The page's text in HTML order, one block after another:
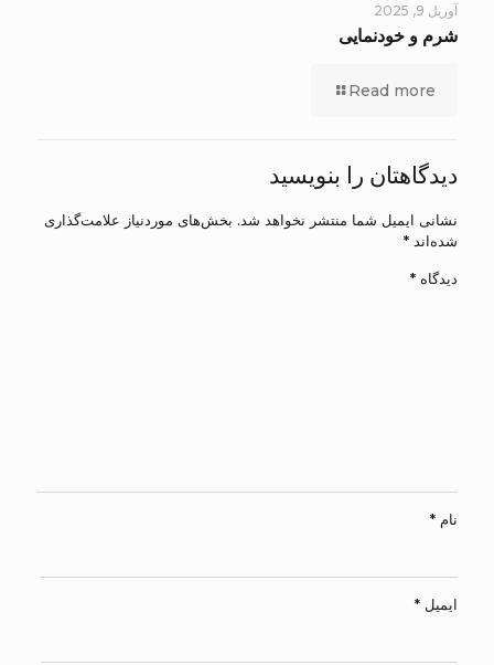
آوریل 9, 2025
شرم و خودنمایی
Read more
دیدگاهتان را بنویسید
نشانی ایمیل شما منتشر نخواهد شد. بخش‌های موردنیاز علامت‌گذاری
شده‌اند *
دیدگاه *
نام *
ایمیل *